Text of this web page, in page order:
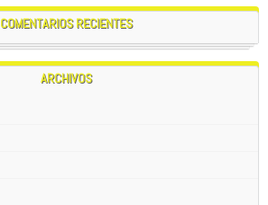
COMENTARIOS RECIENTES
ARCHIVOS